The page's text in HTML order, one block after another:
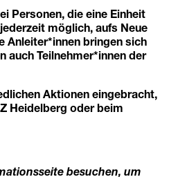
Personen, die eine Einheit
möglich, aufs Neue
Anleiter*innen bringen sich
auch Teilnehmer*innen der
Aktionen eingebracht,
Heidelberg oder beim
besuchen, um